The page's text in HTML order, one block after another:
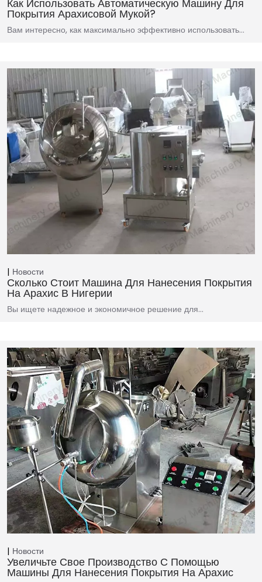
Как Использовать Автоматическую Машину Для
Покрытия Арахисовой Мукой?
Вам интересно, как максимально эффективно использовать…
Новости
Сколько Стоит Машина Для Нанесения Покрытия
На Арахис В Нигерии
Вы ищете надежное и экономичное решение для…
Новости
Увеличьте Свое Производство С Помощью
Машины Для Нанесения Покрытия На Арахис